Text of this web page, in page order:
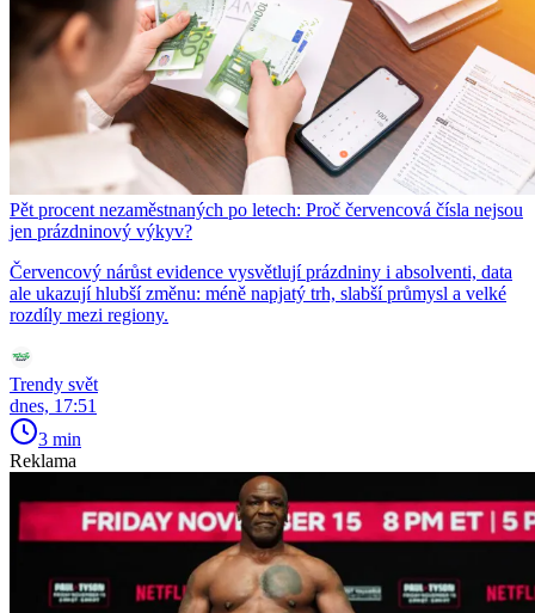
Pět procent nezaměstnaných po letech: Proč červencová čísla nejsou
jen prázdninový výkyv?
Červencový nárůst evidence vysvětlují prázdniny i absolventi, data
ale ukazují hlubší změnu: méně napjatý trh, slabší průmysl a velké
rozdíly mezi regiony.
Trendy svět
dnes, 17:51
3 min
Reklama